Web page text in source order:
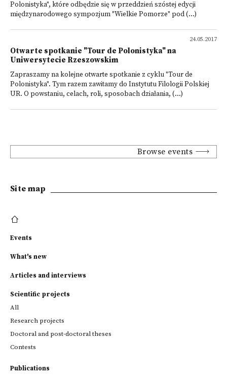
Polonistyka", które odbędzie się w przeddzień szóstej edycji
międzynarodowego sympozjum "Wielkie Pomorze" pod (...)
24.05.2017
Otwarte spotkanie "Tour de Polonistyka" na
Uniwersytecie Rzeszowskim
Zapraszamy na kolejne otwarte spotkanie z cyklu "Tour de
Polonistyka". Tym razem zawitamy do Instytutu Filologii Polskiej
UR. O powstaniu, celach, roli, sposobach działania, (...)
Browse events
Site map
Events
What's new
Articles and interviews
Scientific projects
All
Research projects
Doctoral and post-doctoral theses
Contests
Publications